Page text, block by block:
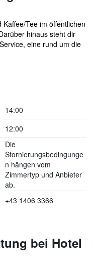
Tee im öffentlichen
hinaus steht dir
eine rund um die
14:00
12:00
Die
Stornierungsbedingunge
n hängen vom
Zimmertyp und Anbieter
ab.
+43 1406 3366
bei Hotel